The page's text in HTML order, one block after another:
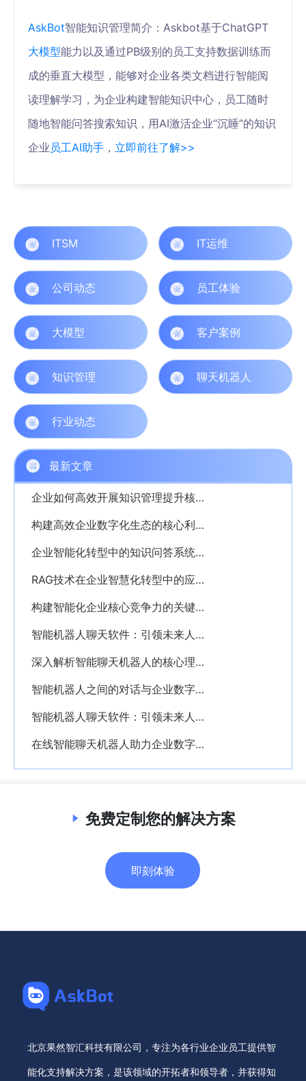
AskBot智能知识管理简介：Askbot基于ChatGPT
大模型能力以及通过PB级别的员工支持数据训练而
成的垂直大模型，能够对企业各类文档进行智能阅
读理解学习，为企业构建智能知识中心，员工随时
随地智能问答搜索知识，用AI激活企业“沉睡”的知识
企业 员工AI助手 ， 立即前往了解>>
ITSM IT运维
公司动态 员工体验
大模型 客户案例
知识管理 聊天机器人
行业动态
最新文章
企业如何高效开展知识管理提升核心竞争力
构建高效企业数字化生态的核心利器——PKM个人知识管理系统解析
企业智能化转型中的知识问答系统应用解析
RAG技术在企业智慧化转型中的应用与价值解析
构建智能化企业核心竞争力的关键——深入解析AI知识库的价值与应用
智能机器人聊天软件：引领未来人机交互新时代的创新利器
深入解析智能聊天机器人的核心理念与应用价值
智能机器人之间的对话与企业数字化转型的深度融合探析
智能机器人聊天软件：引领未来人机交互的新纪元
在线智能聊天机器人助力企业数字化转型创新服务模式
免费定制您的解决方案
即刻体验
北京果然智汇科技有限公司，专注为各行业企业员工提供智
能化支持解决方案，是该领域的开拓者和领导者，并获得知